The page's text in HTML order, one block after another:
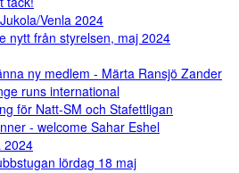
Venla 2024
nytt från styrelsen, maj 2024
ny medlem - Märta Ransjö Zander
runs international
för Natt-SM och Stafettligan
- welcome Sahar Eshel
2024
lördag 18 maj